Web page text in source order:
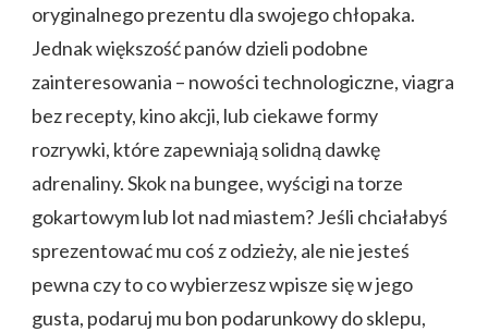
oryginalnego prezentu dla swojego chłopaka.
Jednak większość panów dzieli podobne
zainteresowania – nowości technologiczne, viagra
bez recepty, kino akcji, lub ciekawe formy
rozrywki, które zapewniają solidną dawkę
adrenaliny. Skok na bungee, wyścigi na torze
gokartowym lub lot nad miastem? Jeśli chciałabyś
sprezentować mu coś z odzieży, ale nie jesteś
pewna czy to co wybierzesz wpisze się w jego
gusta, podaruj mu bon podarunkowy do sklepu,